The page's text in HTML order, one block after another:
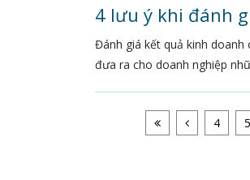
4 lưu ý khi đánh
Đánh giá kết quả kinh
đưa ra cho doanh nghiệp
4 5